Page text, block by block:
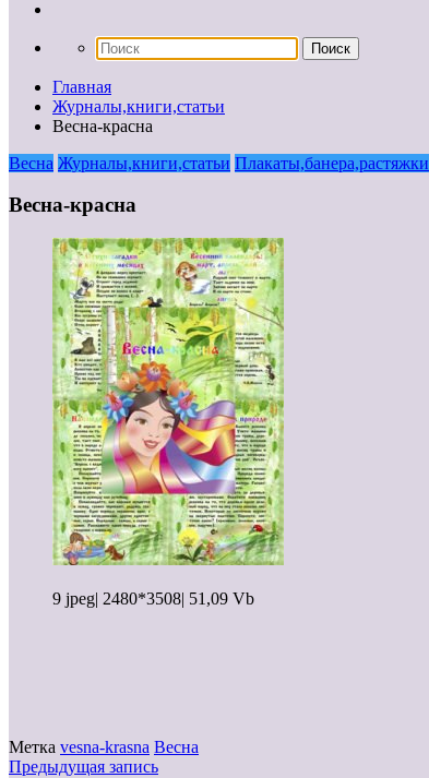
Главная
Журналы,книги,статьи
Весна-красна
Весна Журналы,книги,статьи Плакаты,банера,растяжки
Весна-красна
9 jpeg| 2480*3508| 51,09 Vb
Метка vesna-krasna Весна
Предыдущая запись